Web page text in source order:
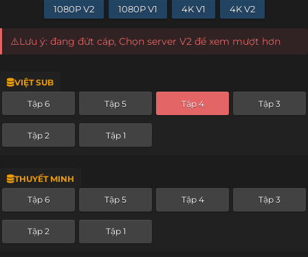
1080P V2 1080P V1 4K V1 4K V2
⚠️Lưu ý: đang đứt cáp, Chọn server V2 để xem mượt hơn
VIỆT SUB
Tập 6 Tập 5 Tập 4 Tập 3
Tập 2 Tập 1
THUYẾT MINH
Tập 6 Tập 5 Tập 4 Tập 3
Tập 2 Tập 1